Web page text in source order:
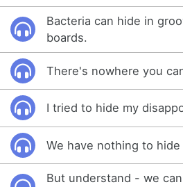
Bacteria can hide in
boards.
There's nowhere you
I tried to hide my
We have nothing to
But understand - we